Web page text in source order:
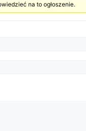
na to ogłoszenie.